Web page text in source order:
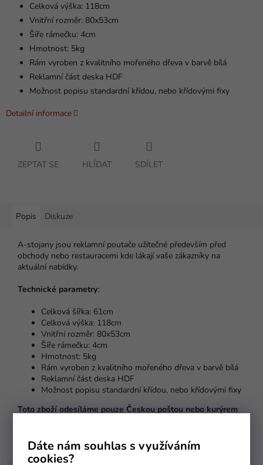
Dáte nám souhlas s využíváním
cookies?
Celková výška: 118cm
Vnitřní rozměr: 80x53cm
Šíře rámečku: 4cm
Hmotnost: 5kg
Rám vyroben z kvalitního mořeného dřeva v barvě bílá
Reklamní část deska HDF
Možnost popisu standardní křídou, nebo křídovými fixy
Detailní informace
ZEPTAT SE HLÍDAT SDÍLET
Popis Diskuze
A-stojany jsou reklamní poutače užitečné především před
obchody nebo restauracemi kde lákají vaše zákazníky na
aktuální nabídky.
Technické parametry:
Celková šířka: 61cm
Celková výška: 118cm
Vnitřní rozměr: 80x53cm
Šíře rámečku: 4cm
Hmotnost: 5kg
Rám vyroben z kvalitního mořeného dřeva v barvě bílá
Reklamní část deska HDF
Možnost popisu standardní křídou, nebo křídovými fixy
Toto zboží odesíláme pouze Českou poštou nebo kurýrem